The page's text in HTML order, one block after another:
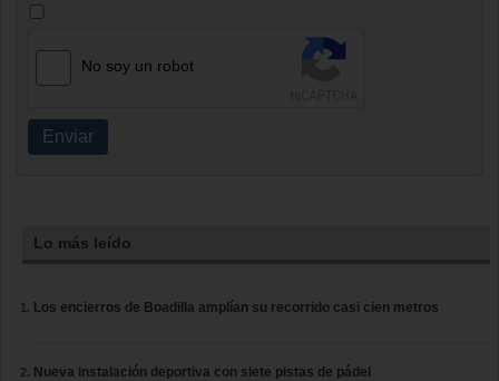
No soy un robot
Enviar
Lo más leído
Los encierros de Boadilla amplían su recorrido casi cien metros
Nueva instalación deportiva con siete pistas de pádel